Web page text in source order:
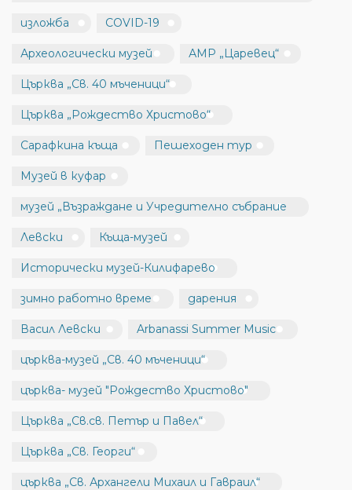
изложба COVID-19
Археологически музей АМР „Царевец“
Църква „Св. 40 мъченици“
Църква „Рождество Христово“
Сарафкина къща Пешеходен тур
Музей в куфар
музей „Възраждане и Учредително събрание
Левски Къща-музей
Исторически музей-Килифарево
зимно работно време дарения
Васил Левски Arbanassi Summer Music
църква-музей „Св. 40 мъченици“
църква- музей "Рождество Христово"
Църква „Св.св. Петър и Павел“
Църква „Св. Георги“
църква „Св. Архангели Михаил и Гавраил“